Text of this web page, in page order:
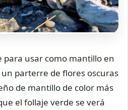
para usar como mantillo en
parterre de flores oscuras
de mantillo de color más
el follaje verde se verá